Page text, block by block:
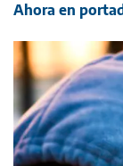
Ahora en